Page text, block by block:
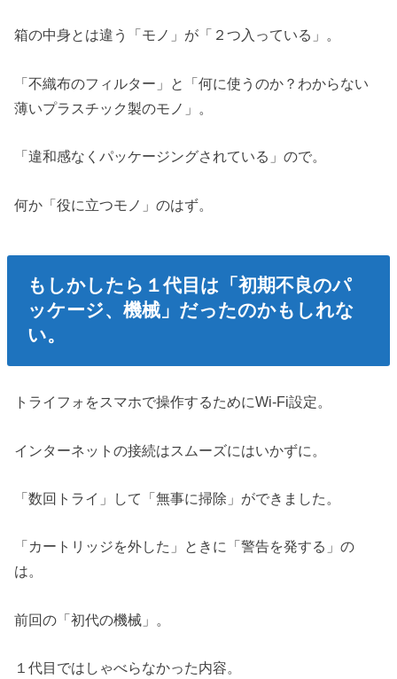
箱の中身とは違う「モノ」が「２つ入っている」。
「不織布のフィルター」と「何に使うのか？わからない
薄いプラスチック製のモノ」。
「違和感なくパッケージングされている」ので。
何か「役に立つモノ」のはず。
もしかしたら１代目は「初期不良のパ
ッケージ、機械」だったのかもしれな
い。
トライフォをスマホで操作するためにWi-Fi設定。
インターネットの接続はスムーズにはいかずに。
「数回トライ」して「無事に掃除」ができました。
「カートリッジを外した」ときに「警告を発する」の
は。
前回の「初代の機械」。
１代目ではしゃべらなかった内容。